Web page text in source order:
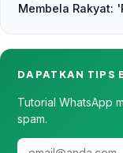
Membela Rakyat:
DAPATKAN TIPS
Tutorial WhatsApp
spam.